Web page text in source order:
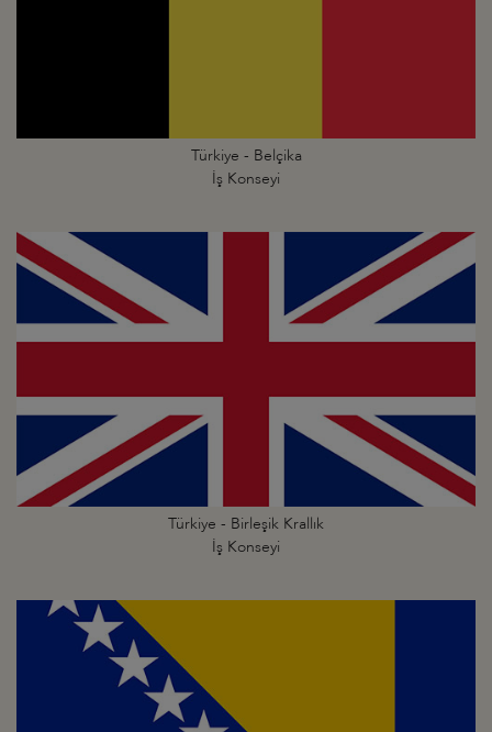
Türkiye - Belçika
İş Konseyi
Türkiye - Birleşik Krallık
İş Konseyi